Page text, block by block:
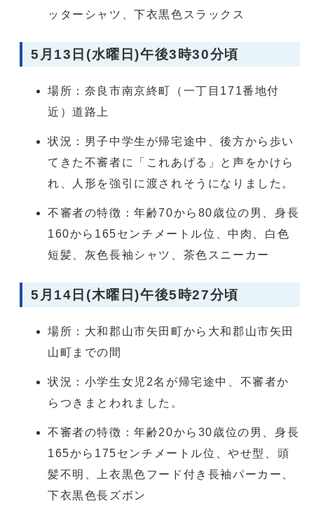
ッターシャツ、下衣黒色スラックス
5月13日(水曜日)午後3時30分頃
場所：奈良市南京終町（一丁目171番地付
近）道路上
状況：男子中学生が帰宅途中、後方から歩い
てきた不審者に「これあげる」と声をかけら
れ、人形を強引に渡されそうになりました。
不審者の特徴：年齢70から80歳位の男、身長
160から165センチメートル位、中肉、白色
短髪、灰色長袖シャツ、茶色スニーカー
5月14日(木曜日)午後5時27分頃
場所：大和郡山市矢田町から大和郡山市矢田
山町までの間
状況：小学生女児2名が帰宅途中、不審者か
らつきまとわれました。
不審者の特徴：年齢20から30歳位の男、身長
165から175センチメートル位、やせ型、頭
髪不明、上衣黒色フード付き長袖パーカー、
下衣黒色長ズボン